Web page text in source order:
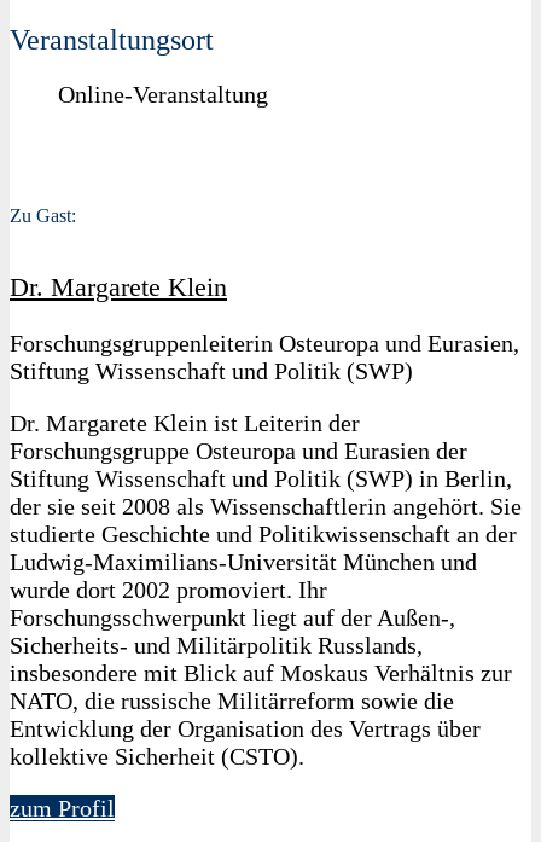
Veranstaltungsort
Online-Veranstaltung
Zu Gast:
Dr. Margarete Klein
Forschungsgruppenleiterin Osteuropa und Eurasien,
Stiftung Wissenschaft und Politik (SWP)
Dr. Margarete Klein ist Leiterin der
Forschungsgruppe Osteuropa und Eurasien der
Stiftung Wissenschaft und Politik (SWP) in Berlin,
der sie seit 2008 als Wissenschaftlerin angehört. Sie
studierte Geschichte und Politikwissenschaft an der
Ludwig-Maximilians-Universität München und
wurde dort 2002 promoviert. Ihr
Forschungsschwerpunkt liegt auf der Außen-,
Sicherheits- und Militärpolitik Russlands,
insbesondere mit Blick auf Moskaus Verhältnis zur
NATO, die russische Militärreform sowie die
Entwicklung der Organisation des Vertrags über
kollektive Sicherheit (CSTO).
zum Profil